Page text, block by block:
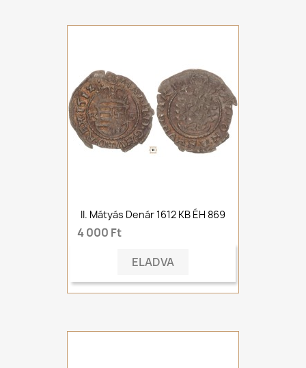
II. Mátyás Denár 1612 KB ÉH 869
4 000 Ft
ELADVA